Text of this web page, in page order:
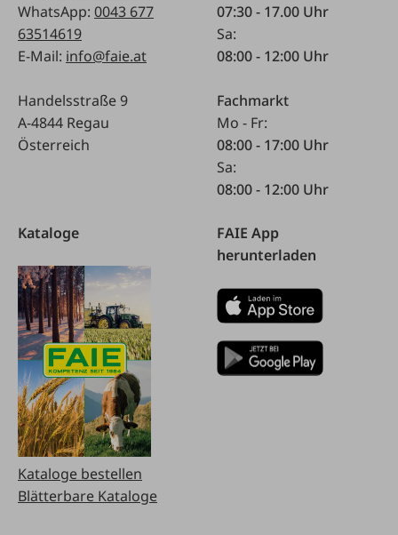
WhatsApp: 0043 677
63514619
E-Mail: info@faie.at
Handelsstraße 9
A-4844 Regau
Österreich
07:30 - 17.00 Uhr
Sa:
08:00 - 12:00 Uhr
Fachmarkt
Mo - Fr:
08:00 - 17:00 Uhr
Sa:
08:00 - 12:00 Uhr
Kataloge
Kataloge bestellen
Blätterbare Kataloge
FAIE App
herunterladen